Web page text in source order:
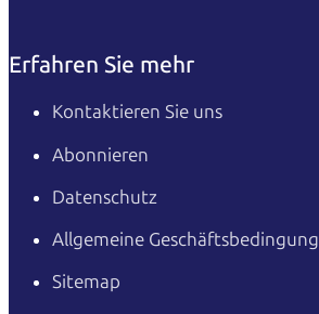
Erfahren Sie mehr
Kontaktieren Sie uns
Abonnieren
Datenschutz
Allgemeine
Sitemap